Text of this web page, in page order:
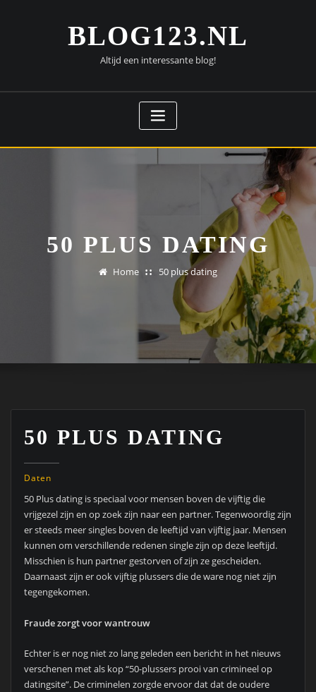
BLOG123.NL
Altijd een interessante blog!
50 PLUS DATING
Home 50 plus dating
50 PLUS DATING
Daten
50 Plus dating is speciaal voor mensen boven de vijftig die
vrijgezel zijn en op zoek zijn naar een partner. Tegenwoordig zijn
er steeds meer singles boven de leeftijd van vijftig jaar. Mensen
kunnen om verschillende redenen single zijn op deze leeftijd.
Misschien is hun partner gestorven of zijn ze gescheiden.
Daarnaast zijn er ook vijftig plussers die de ware nog niet zijn
tegengekomen.
Fraude zorgt voor wantrouw
Echter is er nog niet zo lang geleden een bericht in het nieuws
verschenen met als kop “50-plussers prooi van crimineel op
datingsite”. De criminelen zorgde ervoor dat dat de oudere